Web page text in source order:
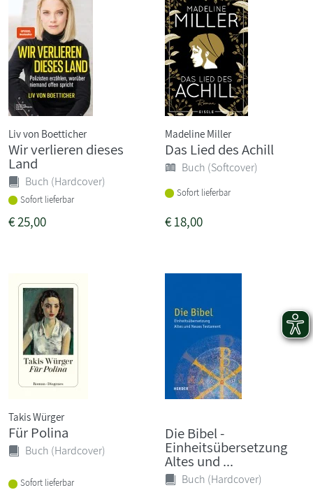
Liv von Boetticher
Wir verlieren dieses
Land
Buch (Hardcover)
Sofort lieferbar
€25,00
Madeline Miller
Das Lied des Achill
Buch (Softcover)
Sofort lieferbar
€18,00
Takis Würger
Für Polina
Buch (Hardcover)
Sofort lieferbar
Die Bibel -
Einheitsübersetzung
Altes und ...
Buch (Hardcover)